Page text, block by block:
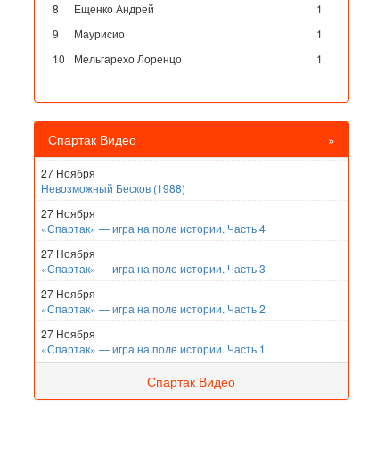
8
Ещенко Андрей
1
9
Маурисио
1
10
Мельгарехо Лоренцо 1
Спартак Видео »
27 Ноября
Невозможный Бесков (1988)
27 Ноября
«Спартак» — игра на поле истории. Часть 4
27 Ноября
«Спартак» — игра на поле истории. Часть 3
27 Ноября
«Спартак» — игра на поле истории. Часть 2
27 Ноября
«Спартак» — игра на поле истории. Часть 1
Спартак Видео